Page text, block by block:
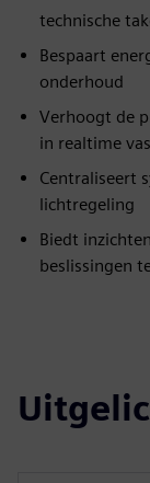
technische
Bespaart
onderhoud
Verhoogt de
in realtime
Centraliseert
lichtregeling
Biedt
beslissingen